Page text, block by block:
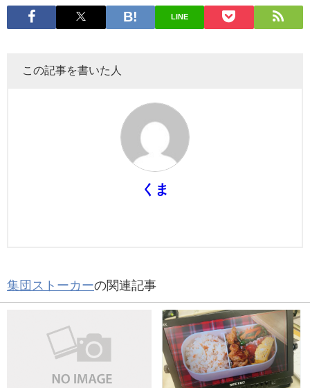
LINE
この記事を書いた人
くま
集団ストーカーの関連記事